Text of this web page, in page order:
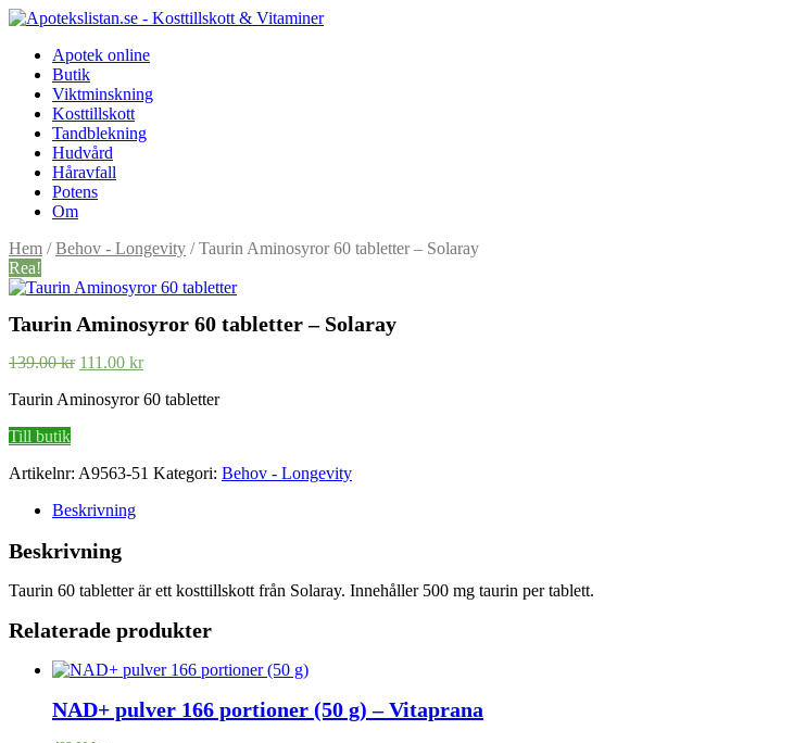
Apotek online
Butik
Viktminskning
Kosttillskott
Tandblekning
Hudvård
Håravfall
Potens
Om
Hem /Behov - Longevity / Taurin Aminosyror 60 tabletter – Solaray
Rea!
Taurin Aminosyror 60 tabletter – Solaray
139.00kr Det
priset
111.00 krDet
priset
Taurin Aminosyror 60 tabletter
Till butik
Artikelnr: A9563-51 Kategori: Behov - Longevity
Beskrivning
Beskrivning
Taurin 60 tabletter är ett kosttillskott från Solaray. Innehåller 500 mg taurin per tablett.
Relaterade produkter
NAD+ pulver 166 portioner (50 g) – Vitaprana